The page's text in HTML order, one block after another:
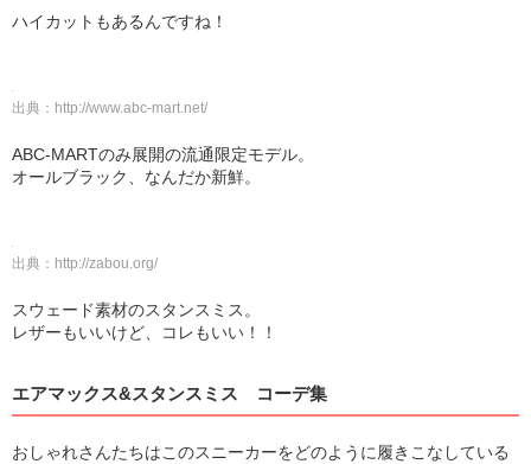
ハイカットもあるんですね！
出典： http://www.abc-mart.net/
ABC-MARTのみ展開の流通限定モデル。
オールブラック、なんだか新鮮。
出典： http://zabou.org/
スウェード素材のスタンスミス。
レザーもいいけど、コレもいい！！
エアマックス&スタンスミス コーデ集
おしゃれさんたちはこのスニーカーをどのように履きこなしている